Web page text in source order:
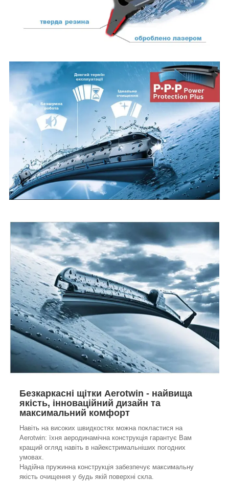
Безкаркасні щітки Aerotwin - найвища
якість, інноваційний дизайн та
максимальний комфорт
Навіть на високих швидкостях можна покластися на
Aerotwin: їхня аеродинамічна конструкція гарантує Вам
кращий огляд навіть в найекстримальніших погодних
умовах.
Надійна пружинна конструкція забезпечує максимальну
якість очищення у будь якій поверхні скла.